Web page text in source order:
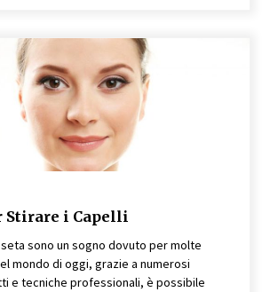
Stirare i Capelli
sono un sogno dovuto per molte
mondo di oggi, grazie a numerosi
e tecniche professionali, è possibile